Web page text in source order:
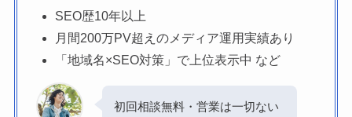
SEO歴10年以上
月間200万PV超えのメディア運用実績あり
「地域名×SEO対策」で上位表示中 など
初回相談無料・営業は一切ない